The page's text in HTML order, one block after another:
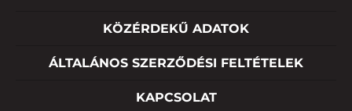
KÖZÉRDEKŰ ADATOK
ÁLTALÁNOS SZERZŐDÉSI FELTÉTELEK
KAPCSOLAT